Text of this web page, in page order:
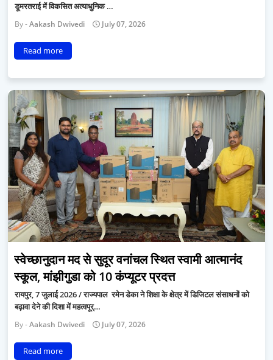
डूमरतराई में विकसित अत्याधुनिक …
Aakash Dwivedi July 07, 2026
Read more
स्वेच्छानुदान मद से सुदूर वनांचल स्थित स्वामी आत्मानंद
स्कूल, मांझीगुडा को 10 कंप्यूटर प्रदत्त
रायपुर, 7 जुलाई 2026 / राज्यपाल रमेन डेका ने शिक्षा के क्षेत्र में डिजिटल संसाधनों को
बढ़ावा देने की दिशा में महत्वपूर्…
Aakash Dwivedi July 07, 2026
Read more